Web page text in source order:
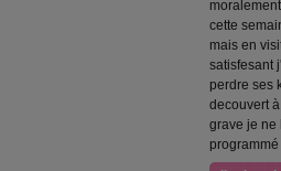
cette
mais en
satisfesant
perdre ses
decouvert
grave je ne